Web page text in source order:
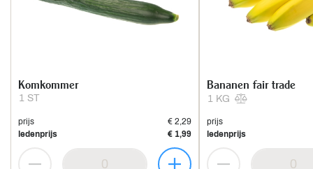
1 ST
Komkommer
prijs
€ 2,29
ledenprijs
€ 1,99
1 KG
Bananen fair trade
prijs
ledenprijs